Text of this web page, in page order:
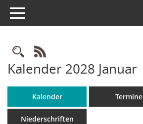
Toggle navigation
Rechercheauswahl
RSS-Feed
Kalender 2028 Januar
Kalender Termine
Niederschriften